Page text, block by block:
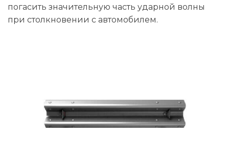
погасить значительную часть ударной волны
при столкновении с автомобилем.